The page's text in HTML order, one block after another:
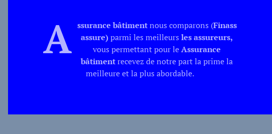
A ssurance bâtimentnous comparons (Finass
assure)parmi les meilleursles assureurs,
vous permettant pour leAssurance
bâtimentrecevez de notre part la prime la
meilleure et la plus abordable.